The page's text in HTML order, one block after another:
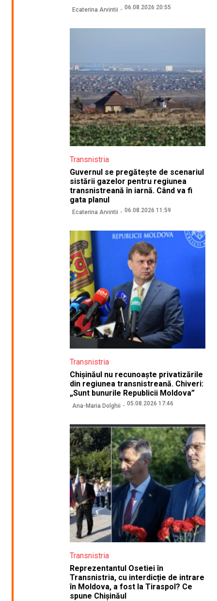
Ecaterina Arvintii 06.08.2026 20:55
Transnistria
Guvernul se pregătește de scenariul
sistării gazelor pentru regiunea
transnistreană în iarnă. Când va fi
gata planul
Ecaterina Arvintii 06.08.2026 11:59
Transnistria
Chișinăul nu recunoaște privatizările
din regiunea transnistreană. Chiveri:
„Sunt bunurile Republicii Moldova”
Ana-Maria Dolghii 05.08.2026 17:46
Transnistria
Reprezentantul Osetiei în
Transnistria, cu interdicție de intrare
în Moldova, a fost la Tiraspol? Ce
spune Chișinăul